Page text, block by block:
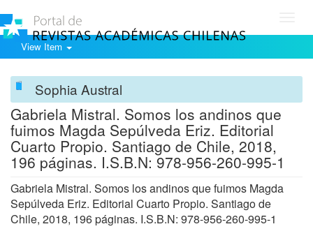
View Item
Sophia Austral
Gabriela Mistral. Somos los andinos que
fuimos Magda Sepúlveda Eriz. Editorial
Cuarto Propio. Santiago de Chile, 2018,
196 páginas. I.S.B.N: 978-956-260-995-1
Gabriela Mistral. Somos los andinos que fuimos Magda
Sepúlveda Eriz. Editorial Cuarto Propio. Santiago de
Chile, 2018, 196 páginas. I.S.B.N: 978-956-260-995-1